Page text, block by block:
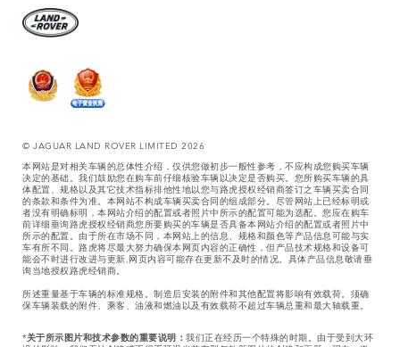
© JAGUAR LAND ROVER LIMITED 2026
本网站是对相关车辆的总体性介绍，仅供您做初步一般性参考，不应构成您购买车辆
决定的基础。我们鼓励您在购车前仔细核验车辆以决定是否购买。您所购买车辆的具
体配置、规格以及其它技术指标排他性地以您与路虎授权经销商签订之车辆买卖合同
的条款和条件为准。本网站不构成车辆买卖合同的组成部分。尽管网站上已经标明或
者没有明确标明，本网站介绍的配置或者照片中所示的配置可能为选配。您应在购车
前详细垂询路虎授权经销商您所要购买的车辆是否具备本网站介绍的配置或者照片中
所示的配置。由于所在市场不同，本网站上的信息、规格和颜色等产品信息可能与实
车有所不同。路虎将尽最大努力确保本网页内容的正确性，但产品技术规格和设备可
能会不时进行改进与更新,网页内容可能存在更新不及时的情况。具体产品信息敬请垂
询当地授权路虎经销商。
所述重量基于车辆的标准规格。制造后安装的附件和其他配置将影响有效载荷。须确
保车辆装载的附件、乘客、油液和燃油以及有效载荷不超过车辆总重和最大轴载重。
*关于所示图片和技术参数的重要说明： 我们正在经历一个特殊的时期。由于受到大环